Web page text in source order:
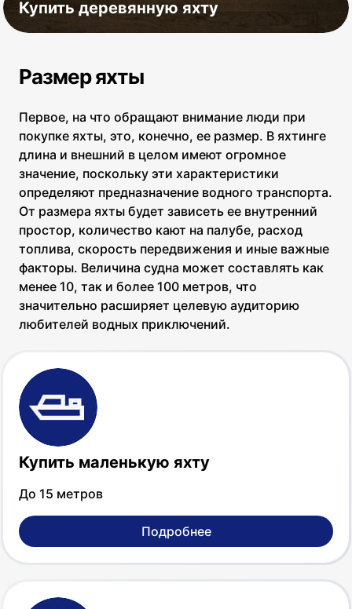
Купить деревянную яхту
Размер яхты
Первое, на что обращают внимание люди при
покупке яхты, это, конечно, ее размер. В яхтинге
длина и внешний в целом имеют огромное
значение, поскольку эти характеристики
определяют предназначение водного транспорта.
От размера яхты будет зависеть ее внутренний
простор, количество кают на палубе, расход
топлива, скорость передвижения и иные важные
факторы. Величина судна может составлять как
менее 10, так и более 100 метров, что
значительно расширяет целевую аудиторию
любителей водных приключений.
Купить маленькую яхту
До 15 метров
Подробнее